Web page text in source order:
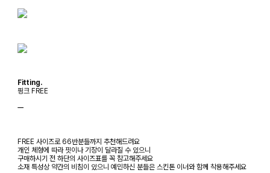
Fitting.
핑크 FREE
ㅡ
FREE 사이즈로 66반분들까지 추천해드려요
개인 체형에 따라 핏이나 기장이 달라질 수 있으니
구매하시기 전 하단의 사이즈표를 꼭 참고해주세요
소재 특성상 약간의 비침이 있으니 예민하신 분들은 스킨톤 이너와 함께 착용해주세요